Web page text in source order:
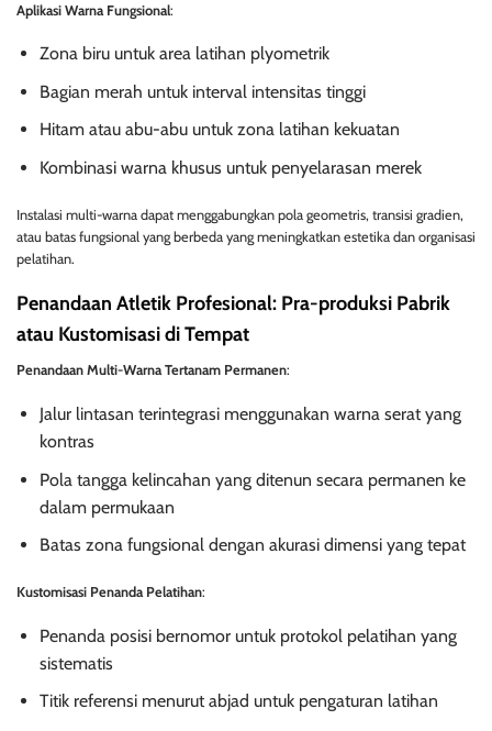
Aplikasi Warna Fungsional:
Zona biru untuk area latihan plyometrik
Bagian merah untuk interval intensitas tinggi
Hitam atau abu-abu untuk zona latihan kekuatan
Kombinasi warna khusus untuk penyelarasan merek
Instalasi multi-warna dapat menggabungkan pola geometris, transisi gradien,
atau batas fungsional yang berbeda yang meningkatkan estetika dan organisasi
pelatihan.
Penandaan Atletik Profesional: Pra-produksi Pabrik
atau Kustomisasi di Tempat
Penandaan Multi-Warna Tertanam Permanen:
Jalur lintasan terintegrasi menggunakan warna serat yang
kontras
Pola tangga kelincahan yang ditenun secara permanen ke
dalam permukaan
Batas zona fungsional dengan akurasi dimensi yang tepat
Kustomisasi Penanda Pelatihan:
Penanda posisi bernomor untuk protokol pelatihan yang
sistematis
Titik referensi menurut abjad untuk pengaturan latihan